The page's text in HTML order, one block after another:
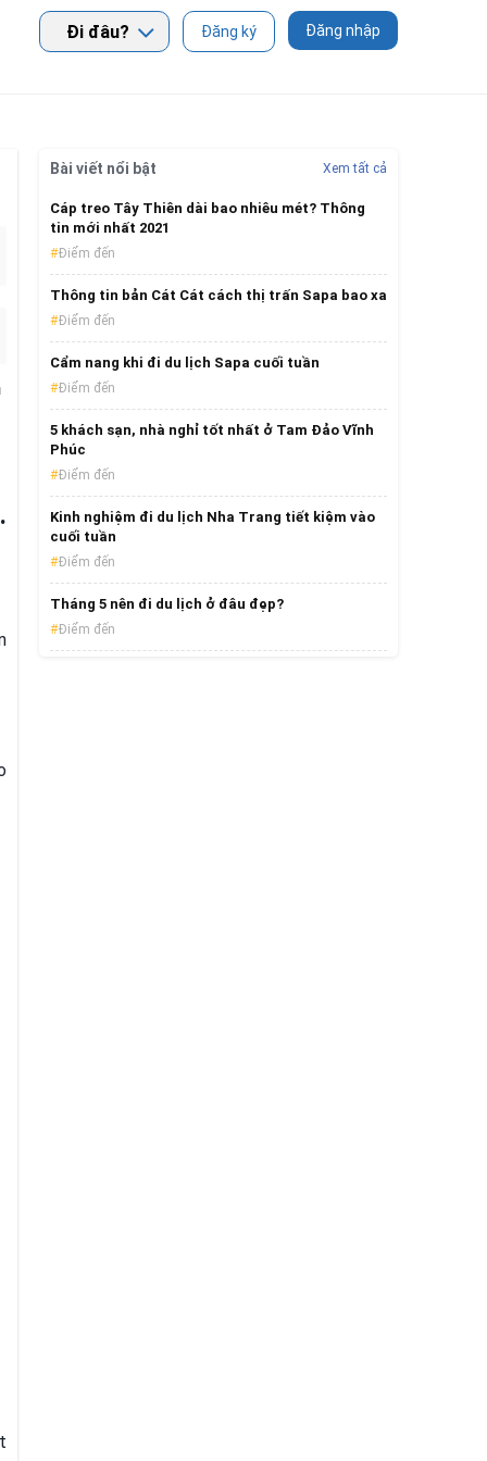
Đăng nhập
Đăng ký
Đi đâu?
Bài viết nổi bật Xem tất cả
Cáp treo Tây Thiên dài bao nhiêu mét? Thông
tin mới nhất 2021
Điểm đến
Thông tin bản Cát Cát cách thị trấn Sapa bao xa
Điểm đến
Cẩm nang khi đi du lịch Sapa cuối tuần
Điểm đến
5 khách sạn, nhà nghỉ tốt nhất ở Tam Đảo Vĩnh
Phúc
Điểm đến
Kinh nghiệm đi du lịch Nha Trang tiết kiệm vào
cuối tuần
Điểm đến
​Tháng 5 nên đi du lịch ở đâu đẹp?
Điểm đến